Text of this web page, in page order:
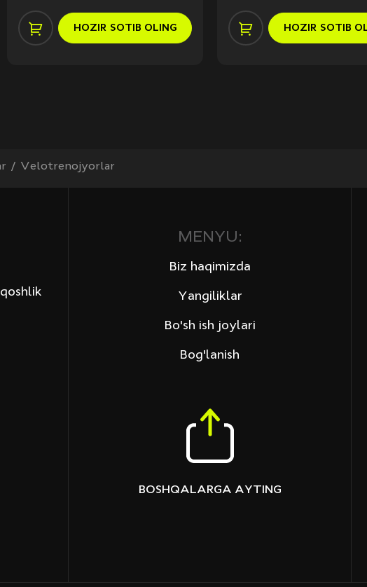
HOZIR SOTIB OLING HOZIR SOTIB
Velotrenojyorlar
MENYU:
Biz haqimizda
Yangiliklar
Bo'sh ish joylari
Bog'lanish
BOSHQALARGA AYTING